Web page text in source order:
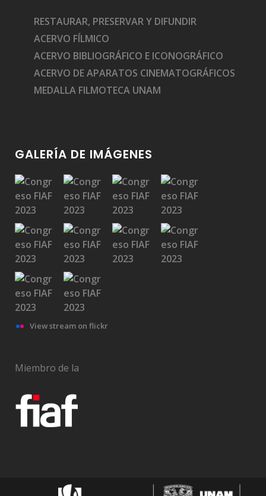
RESTAURAR, PRESERVAR Y DIFUNDIR
ACERVO FÍLMICO
ACERVO BIBLIOGRÁFICO E ICONOGRÁFICO
ACERVO DE APARATOS CINEMATOGRÁFICOS
MEDALLA FILMOTECA UNAM
GALERÍA DE IMÁGENES
View stream on flickr
Miembro de la